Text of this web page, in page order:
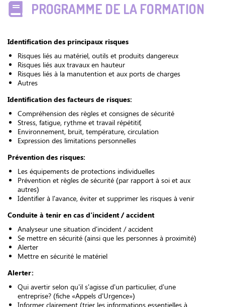
PROGRAMME DE LA FORMATION
Identification des principaux risques
Risques liés au matériel, outils et produits dangereux
Risques liés aux travaux en hauteur
Risques liés à la manutention et aux ports de charges
Autres
Identification des facteurs de risques:
Compréhension des règles et consignes de sécurité
Stress, fatigue, rythme et travail répétitif,
Environnement, bruit, température, circulation
Expression des limitations personnelles
Prévention des risques:
Les équipements de protections individuelles
Prévention et règles de sécurité (par rapport à soi et aux
autres)
Identifier à l'avance, éviter et supprimer les risques à venir
Conduite à tenir en cas d'incident / accident
Analyseur une situation d'incident / accident
Se mettre en sécurité (ainsi que les personnes à proximité)
Alerter
Mettre en sécurité le matériel
Alerter:
Qui avertir selon qu'il s'agisse d'un particulier, d'une
entreprise? (fiche «Appels d'Urgence»)
Informer clairement (trier les informations essentielles à